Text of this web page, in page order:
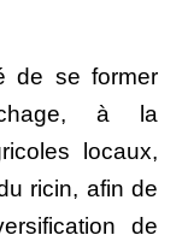
de se former
à la
locaux,
ricin, afin de
de